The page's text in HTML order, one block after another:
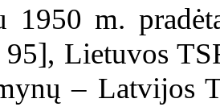
1950 m.
95], Lietuvos
– Latvijos